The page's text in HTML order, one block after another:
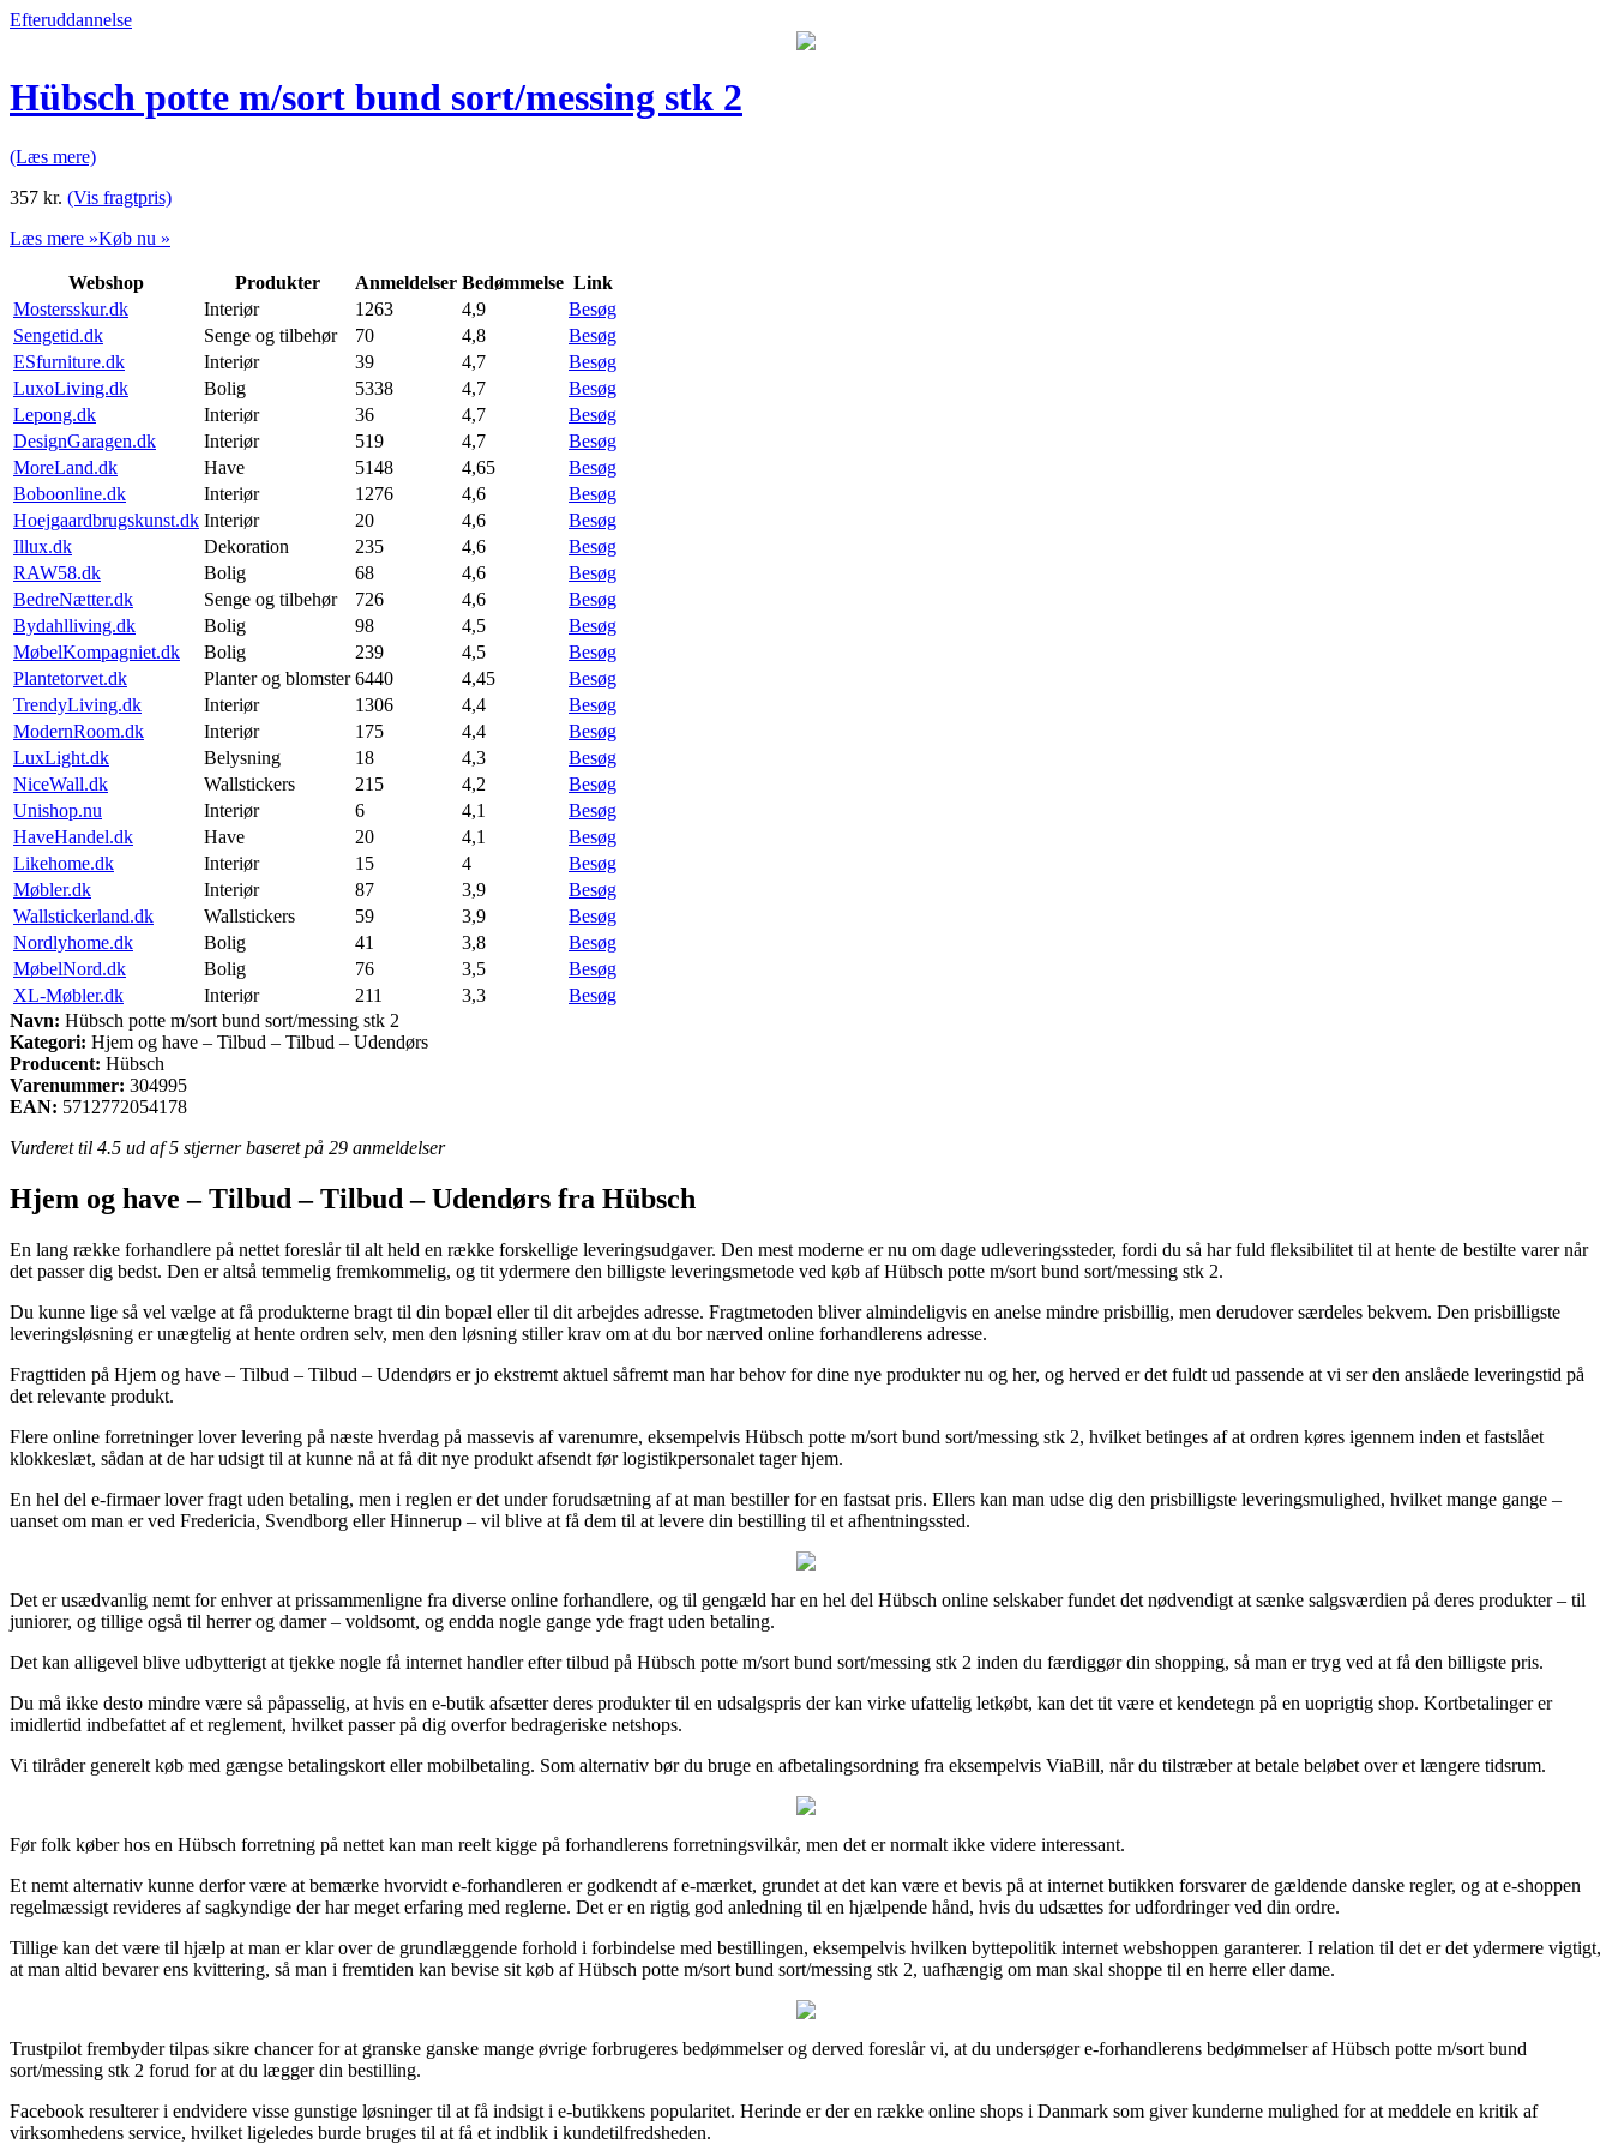
Efteruddannelse
Hübsch potte m/sort bund sort/messing stk 2
(Læs mere)
357 kr. (Vis fragtpris)
Læs mere »Køb nu »
Webshop Produkter Anmeldelser Bedømmelse Link
Mostersskur.dk
Interiør 1263 4,9
Besøg
Sengetid.dk
Senge og tilbehør 70 4,8
Besøg
ESfurniture.dk
Interiør 39 4,7
Besøg
LuxoLiving.dk
Bolig 5338 4,7
Besøg
Lepong.dk
Interiør 36 4,7
Besøg
DesignGaragen.dk
Interiør 519 4,7
Besøg
MoreLand.dk
Have 5148 4,65
Besøg
Boboonline.dk
Interiør 1276 4,6
Besøg
Hoejgaardbrugskunst.dk Interiør 20 4,6
Besøg
Illux.dk
Dekoration 235 4,6
Besøg
RAW58.dk
Bolig 68 4,6
Besøg
BedreNætter.dk
Senge og tilbehør 726 4,6
Besøg
Bydahlliving.dk
Bolig 98 4,5
Besøg
MøbelKompagniet.dk
Bolig 239 4,5
Besøg
Plantetorvet.dk
Planter og blomster 6440 4,45
Besøg
TrendyLiving.dk
Interiør 1306 4,4
Besøg
ModernRoom.dk
Interiør 175 4,4
Besøg
LuxLight.dk
Belysning 18 4,3
Besøg
NiceWall.dk
Wallstickers 215 4,2
Besøg
Unishop.nu
Interiør 6 4,1
Besøg
HaveHandel.dk
Have 20 4,1
Besøg
Likehome.dk
Interiør 15 4
Besøg
Møbler.dk
Interiør 87 3,9
Besøg
Wallstickerland.dk
Wallstickers 59 3,9
Besøg
Nordlyhome.dk
Bolig 41 3,8
Besøg
MøbelNord.dk
Bolig 76 3,5
Besøg
XL-Møbler.dk
Interiør 211 3,3
Besøg
Navn: Hübsch potte m/sort bund sort/messing stk 2
Kategori: Hjem og have – Tilbud – Tilbud – Udendørs
Producent: Hübsch
Varenummer: 304995
EAN: 5712772054178
Vurderet til 4.5 ud af 5 stjerner baseret på 29 anmeldelser
Hjem og have – Tilbud – Tilbud – Udendørs fra Hübsch
En lang række forhandlere på nettet foreslår til alt held en række forskellige leveringsudgaver. Den mest moderne er nu om dage udleveringssteder, fordi du så har fuld fleksibilitet til at hente de bestilte varer når
det passer dig bedst. Den er altså temmelig fremkommelig, og tit ydermere den billigste leveringsmetode ved køb af Hübsch potte m/sort bund sort/messing stk 2.
Du kunne lige så vel vælge at få produkterne bragt til din bopæl eller til dit arbejdes adresse. Fragtmetoden bliver almindeligvis en anelse mindre prisbillig, men derudover særdeles bekvem. Den prisbilligste
leveringsløsning er unægtelig at hente ordren selv, men den løsning stiller krav om at du bor nærved online forhandlerens adresse.
Fragttiden på Hjem og have – Tilbud – Tilbud – Udendørs er jo ekstremt aktuel såfremt man har behov for dine nye produkter nu og her, og herved er det fuldt ud passende at vi ser den anslåede leveringstid på
det relevante produkt.
Flere online forretninger lover levering på næste hverdag på massevis af varenumre, eksempelvis Hübsch potte m/sort bund sort/messing stk 2, hvilket betinges af at ordren køres igennem inden et fastslået
klokkeslæt, sådan at de har udsigt til at kunne nå at få dit nye produkt afsendt før logistikpersonalet tager hjem.
En hel del e-firmaer lover fragt uden betaling, men i reglen er det under forudsætning af at man bestiller for en fastsat pris. Ellers kan man udse dig den prisbilligste leveringsmulighed, hvilket mange gange –
uanset om man er ved Fredericia, Svendborg eller Hinnerup – vil blive at få dem til at levere din bestilling til et afhentningssted.
Det er usædvanlig nemt for enhver at prissammenligne fra diverse online forhandlere, og til gengæld har en hel del Hübsch online selskaber fundet det nødvendigt at sænke salgsværdien på deres produkter – til
juniorer, og tillige også til herrer og damer – voldsomt, og endda nogle gange yde fragt uden betaling.
Det kan alligevel blive udbytterigt at tjekke nogle få internet handler efter tilbud på Hübsch potte m/sort bund sort/messing stk 2 inden du færdiggør din shopping, så man er tryg ved at få den billigste pris.
Du må ikke desto mindre være så påpasselig, at hvis en e-butik afsætter deres produkter til en udsalgspris der kan virke ufattelig letkøbt, kan det tit være et kendetegn på en uoprigtig shop. Kortbetalinger er
imidlertid indbefattet af et reglement, hvilket passer på dig overfor bedrageriske netshops.
Vi tilråder generelt køb med gængse betalingskort eller mobilbetaling. Som alternativ bør du bruge en afbetalingsordning fra eksempelvis ViaBill, når du tilstræber at betale beløbet over et længere tidsrum.
Før folk køber hos en Hübsch forretning på nettet kan man reelt kigge på forhandlerens forretningsvilkår, men det er normalt ikke videre interessant.
Et nemt alternativ kunne derfor være at bemærke hvorvidt e-forhandleren er godkendt af e-mærket, grundet at det kan være et bevis på at internet butikken forsvarer de gældende danske regler, og at e-shoppen
regelmæssigt revideres af sagkyndige der har meget erfaring med reglerne. Det er en rigtig god anledning til en hjælpende hånd, hvis du udsættes for udfordringer ved din ordre.
Tillige kan det være til hjælp at man er klar over de grundlæggende forhold i forbindelse med bestillingen, eksempelvis hvilken byttepolitik internet webshoppen garanterer. I relation til det er det ydermere vigtigt,
at man altid bevarer ens kvittering, så man i fremtiden kan bevise sit køb af Hübsch potte m/sort bund sort/messing stk 2, uafhængig om man skal shoppe til en herre eller dame.
Trustpilot frembyder tilpas sikre chancer for at granske ganske mange øvrige forbrugeres bedømmelser og derved foreslår vi, at du undersøger e-forhandlerens bedømmelser af Hübsch potte m/sort bund
sort/messing stk 2 forud for at du lægger din bestilling.
Facebook resulterer i endvidere visse gunstige løsninger til at få indsigt i e-butikkens popularitet. Herinde er der en række online shops i Danmark som giver kunderne mulighed for at meddele en kritik af
virksomhedens service, hvilket ligeledes burde bruges til at få et indblik i kundetilfredsheden.